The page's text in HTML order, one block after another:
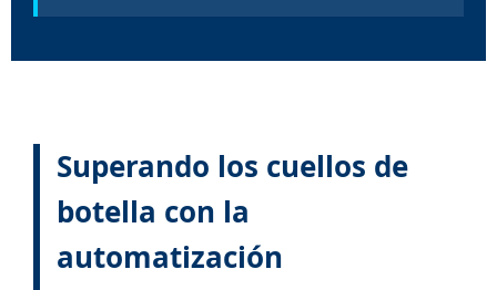
Superando los cuellos de
botella con la
automatización